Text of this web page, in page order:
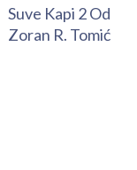
Suve Kapi 2 Od
Zoran R. Tomić